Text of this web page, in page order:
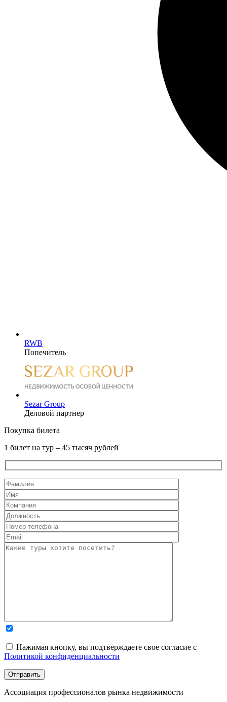
RWB
Попечитель
Sezar Group
Деловой партнер
Покупка билета
1 билет на тур – 45 тысяч рублей
Нажимая кнопку, вы подтверждаете свое согласие с
Политикой конфиденциальности
Ассоциация профессионалов рынка недвижимости